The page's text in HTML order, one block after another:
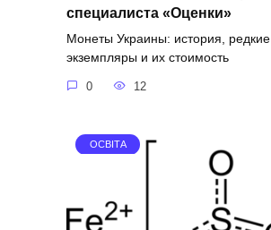
специалиста «Оценки»
Монеты Украины: история, редкие
экземпляры и их стоимость
0 12
ОСВІТА